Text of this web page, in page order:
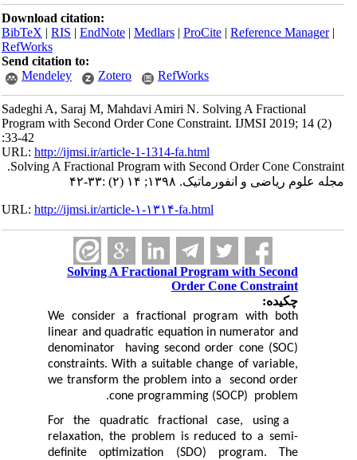
Download citation:
BibTeX|RIS|EndNote|Medlars|ProCite|Reference Manager
RefWorks
Send citation to:
Mendeley
Zotero RefWorks
Sadeghi A, Saraj M, Mahdavi Amiri N. Solving A Fractional
Program with Second Order Cone Constraint. IJMSI 2019; 14 (2)
:33-42
URL:http://ijmsi.ir/article-1-1314-fa.html
Solving A Fractional Program with Second Order Cone Constraint.
مجله علوم ریاضی و انفورماتیک. ۱۳۹۸; ۱۴ (۲) :۳۳-۴۲
URL:http://ijmsi.ir/article-۱-۱۳۱۴-fa.html
Solving A Fractional Program with Second
Order Cone Constraint
چکیده:
We consider a fractional program with both
linear and quadratic equation in numerator and
denominator
having second order cone (SOC)
constraints. With a suitable change of variable,
we transform the problem into a
second order
cone programming (SOCP) problem.
For the quadratic fractional case, using a
relaxation, the problem is reduced to a semi-
definite optimization (SDO) program. The